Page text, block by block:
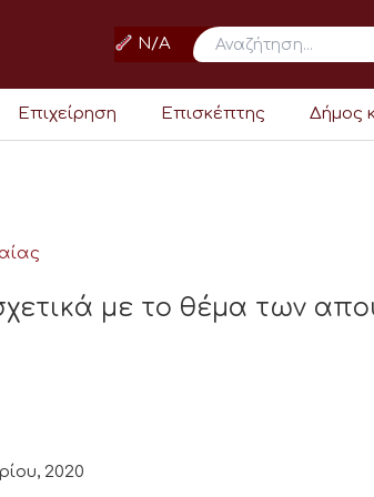
N/A
Επιχείρηση Επισκέπτης Δήμος
με το θέμα των
2020